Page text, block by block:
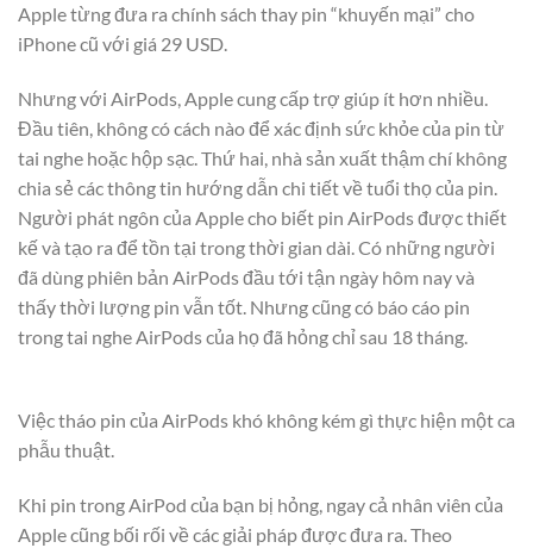
Apple từng đưa ra chính sách thay pin “khuyến mại” cho
iPhone cũ với giá 29 USD.
Nhưng với AirPods, Apple cung cấp trợ giúp ít hơn nhiều.
Đầu tiên, không có cách nào để xác định sức khỏe của pin từ
tai nghe hoặc hộp sạc. Thứ hai, nhà sản xuất thậm chí không
chia sẻ các thông tin hướng dẫn chi tiết về tuổi thọ của pin.
Người phát ngôn của Apple cho biết pin AirPods được thiết
kế và tạo ra để tồn tại trong thời gian dài. Có những người
đã dùng phiên bản AirPods đầu tới tận ngày hôm nay và
thấy thời lượng pin vẫn tốt. Nhưng cũng có báo cáo pin
trong tai nghe AirPods của họ đã hỏng chỉ sau 18 tháng.
Việc tháo pin của AirPods khó không kém gì thực hiện một ca
phẫu thuật.
Khi pin trong AirPod của bạn bị hỏng, ngay cả nhân viên của
Apple cũng bối rối về các giải pháp được đưa ra. Theo